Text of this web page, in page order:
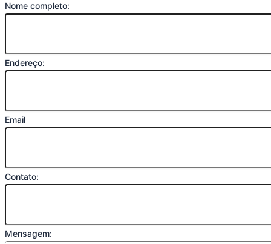
Nome completo:
Endereço:
Email
Contato:
Mensagem: